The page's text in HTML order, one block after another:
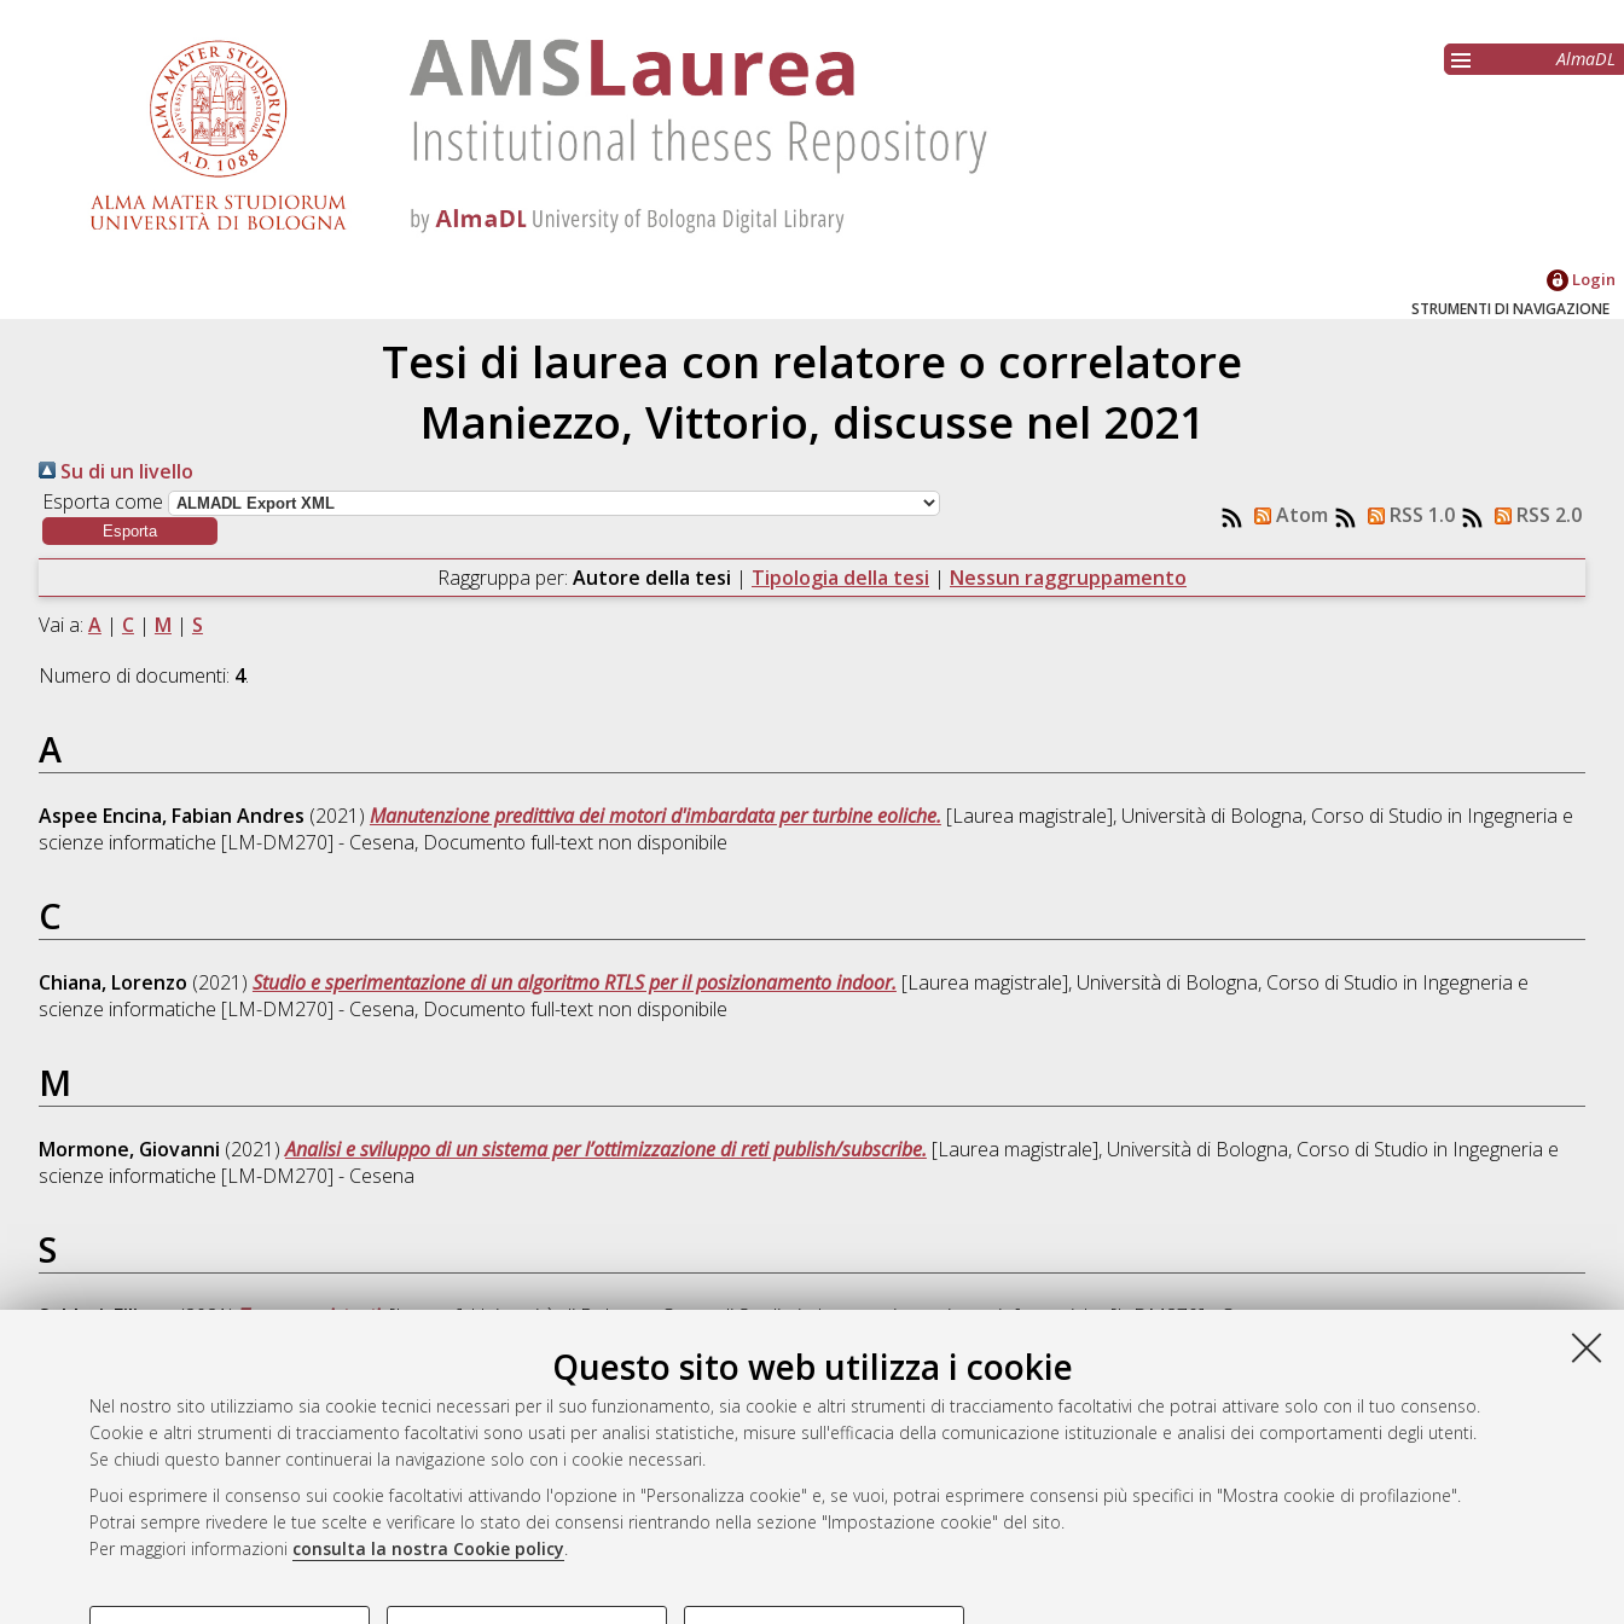
Questo sito web utilizza i cookie
Nel nostro sito utilizziamo sia cookie tecnici necessari per il suo funzionamento, sia cookie e altri strumenti di tracciamento facoltativi che potrai attivare solo con il tuo consenso.
Cookie e altri strumenti di tracciamento facoltativi sono usati per analisi statistiche, misure sull'efficacia della comunicazione istituzionale e analisi dei comportamenti degli utenti.
Se chiudi questo banner continuerai la navigazione solo con i cookie necessari.
Puoi esprimere il consenso sui cookie facoltativi attivando l'opzione in "Personalizza cookie" e, se vuoi, potrai esprimere consensi più specifici in "Mostra cookie di profilazione".
Potrai sempre rivedere le tue scelte e verificare lo stato dei consensi rientrando nella sezione "Impostazione cookie" del sito.
Per maggiori informazioni consulta la nostra Cookie policy.
COOKIE DI PROFILAZIONE - FACOLTATIVI COOKIE TECNICI - NECESSARI
AlmaDL
Login
STRUMENTI DI NAVIGAZIONE
Tesi di laurea con relatore o correlatore
Maniezzo, Vittorio, discusse nel 2021
Su di un livello
Esporta come
Atom RSS 1.0 RSS 2.0
Raggruppa per: Autore della tesi | Tipologia della tesi | Nessun raggruppamento
Vai a: A| C| M | S
Numero di documenti: 4.
A
Aspee Encina, Fabian Andres (2021) Manutenzione predittiva dei motori d'imbardata per turbine eoliche. [Laurea magistrale], Università di Bologna, Corso di Studio in Ingegneria e
scienze informatiche [LM-DM270] - Cesena, Documento full-text non disponibile
C
Chiana, Lorenzo (2021) Studio e sperimentazione di un algoritmo RTLS per il posizionamento indoor. [Laurea magistrale], Università di Bologna, Corso di Studio in Ingegneria e
scienze informatiche [LM-DM270] - Cesena, Documento full-text non disponibile
M
Mormone, Giovanni (2021)Analisi e sviluppo di un sistema per l’ottimizzazione di reti publish/subscribe. [Laurea magistrale], Università di Bologna, Corso di Studio in Ingegneria e
scienze informatiche [LM-DM270] - Cesena
S
Soldati, Filippo(2021)Treap persistenti.[Laurea], Università di Bologna, Corso di Studio inIngegneria e scienze informatiche [L-DM270] - Cesena
Questa lista e' stata generata il
Rss 1.0
Rss 2.0
AMS Laurea
Servizio implementato e gestito da
Impostazioni Cookie
Informativa sulla privacy
Condizioni d’uso del sito